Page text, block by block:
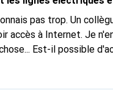
accès à Internet. Je
Est-il possible